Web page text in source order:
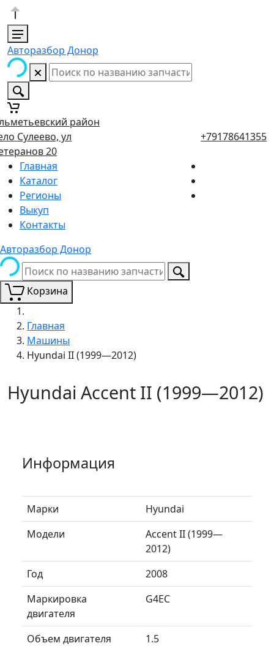
Авторазбор Донор
район
Сулеево, ул
20
+79178641355
Главная
Каталог
Регионы
Выкуп
Контакты
Авторазбор Донор
Корзина
Главная
Машины
Hyundai II (1999—2012)
Hyundai Accent II (1999—2012)
Информация
Марки
Hyundai
Модели
Accent II (1999—
2012)
Год
2008
Маркировка
двигателя
G4EC
Объем двигателя
1.5